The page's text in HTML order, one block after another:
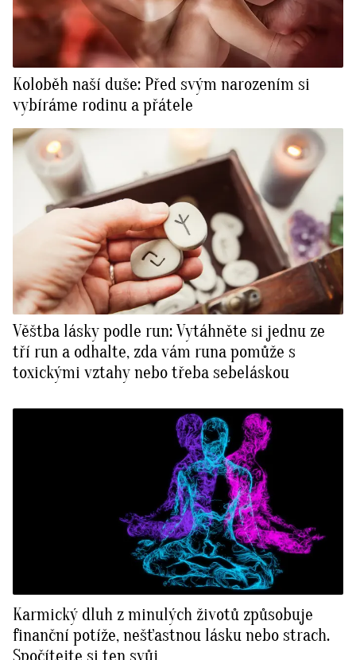
Koloběh naší duše: Před svým narozením si
vybíráme rodinu a přátele
Věštba lásky podle run: Vytáhněte si jednu ze
tří run a odhalte, zda vám runa pomůže s
toxickými vztahy nebo třeba sebeláskou
Karmický dluh z minulých životů způsobuje
finanční potíže, nešťastnou lásku nebo strach.
Spočítejte si ten svůj